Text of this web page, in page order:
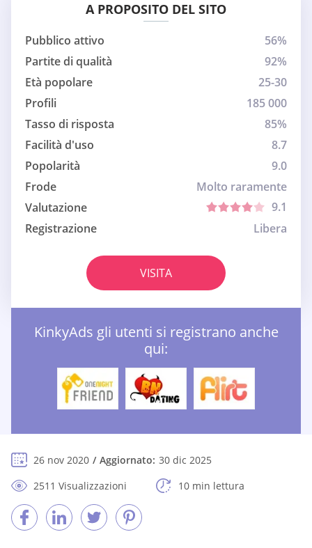
A PROPOSITO DEL SITO
Pubblico attivo
56%
Partite di qualità
92%
Età popolare
25-30
Profili
185 000
Tasso di risposta
85%
Facilità d'uso
8.7
Popolarità
9.0
Frode
Molto raramente
Valutazione
9.1
Registrazione
Libera
VISITA
KinkyAds gli utenti si registrano anche
qui:
26 nov 2020 Aggiornato: 30 dic 2025
2511 Visualizzazioni
10 min lettura